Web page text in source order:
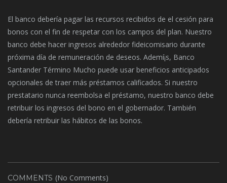
El banco debería pagar las recursos recibidos de el cesión para
bonos con el fin de respetar con los campos del plan. Nuestro
banco debe hacer ingresos alrededor fideicomisario durante
próxima día de remuneración de deseos. Ademí¡s, Banco
Santander Término Mucho puede usar beneficios anticipados
opcionales de traer más préstamos calificados. Si nuestro
prestatario nunca reembolsa el préstamo, nuestro banco debe
retribuir los ingresos del bono en el gobernador. También
debería retribuir las hábitos de las bonos.
COMMENTS (No Comments)